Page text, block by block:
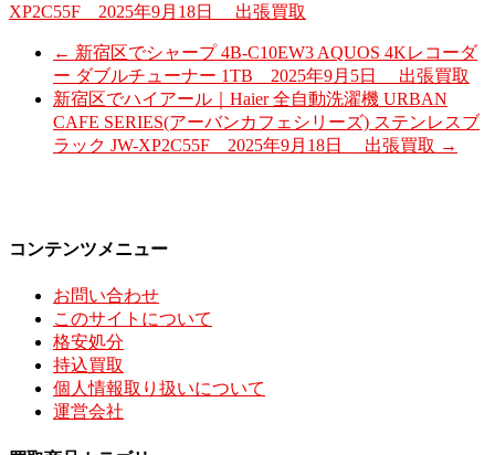
XP2C55F 2025年9月18日 出張買取
← 新宿区でシャープ 4B-C10EW3 AQUOS 4Kレコーダ
ー ダブルチューナー 1TB 2025年9月5日 出張買取
新宿区でハイアール｜Haier 全自動洗濯機 URBAN
CAFE SERIES(アーバンカフェシリーズ) ステンレスブ
ラック JW-XP2C55F 2025年9月18日 出張買取 →
コンテンツメニュー
お問い合わせ
このサイトについて
格安処分
持込買取
個人情報取り扱いについて
運営会社